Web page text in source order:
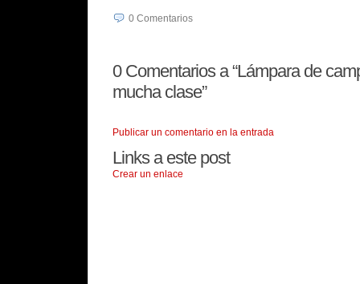
0 Comentarios
0Comentarios a “Lámpara de
mucha clase”
Publicar un comentario en la entrada
Links a este post
Crear un enlace